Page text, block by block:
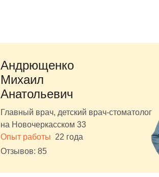
Андрющенко
Михаил
Анатольевич
Главный врач, детский врач-стоматолог
на Новочеркасском 33
Опыт работы 22 года
Отзывов: 85